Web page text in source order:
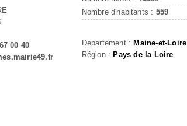
00 40
Nombre d'habitants : 559
Département : Maine-et-Loire
Région : Pays de la Loire